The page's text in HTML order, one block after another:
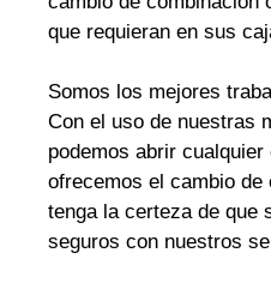
que requieran en sus
Somos los mejores
Con el uso de nuestras
podemos abrir
ofrecemos el cambio de
tenga la certeza de que
seguros con nuestros